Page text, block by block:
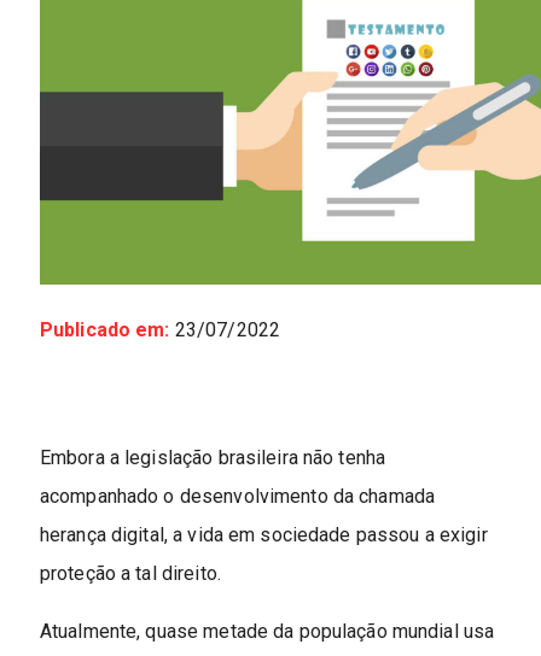
Publicado em: 23/07/2022
Embora a legislação brasileira não tenha
acompanhado o desenvolvimento da chamada
herança digital, a vida em sociedade passou a exigir
proteção a tal direito.
Atualmente, quase metade da população mundial usa